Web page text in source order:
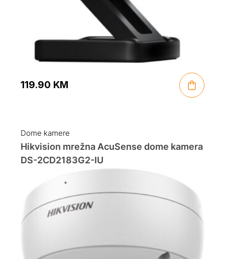
119.90 KM
Dome kamere
Hikvision mrežna AcuSense dome kamera
DS-2CD2183G2-IU